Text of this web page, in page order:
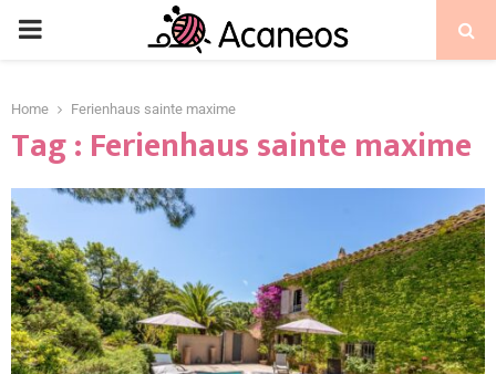
Home Ferienhaus sainte maxime
Tag : Ferienhaus sainte maxime